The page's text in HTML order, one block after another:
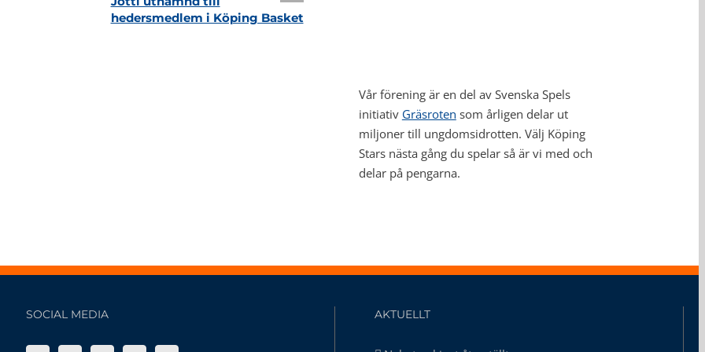
hedersmedlem i Köping Basket
Vår förening är en del av Svenska Spels
initiativ Gräsroten som årligen delar ut
miljoner till ungdomsidrotten. Välj Köping
Stars nästa gång du spelar så är vi med och
delar på pengarna.
SOCIAL MEDIA AKTUELLT